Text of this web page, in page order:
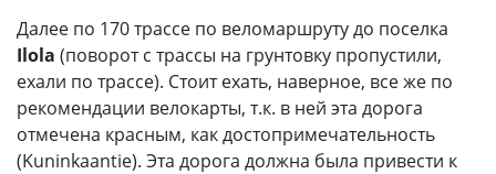
Далее по 170 трассе по веломаршруту до поселка
Ilola (поворот с трассы на грунтовку пропустили,
ехали по трассе). Стоит ехать, наверное, все же по
рекомендации велокарты, т.к. в ней эта дорога
отмечена красным, как достопримечательность
(Kuninkaantie). Эта дорога должна была привести к